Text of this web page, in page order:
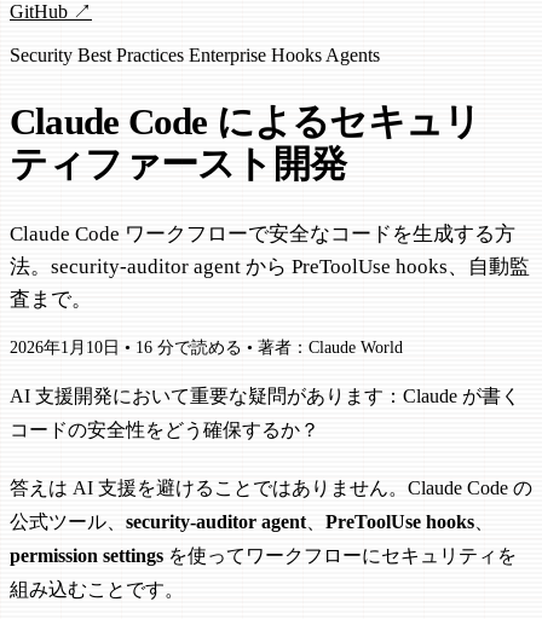
GitHub ↗
Security Best Practices Enterprise Hooks Agents
Claude Code によるセキュリ
ティファースト開発
Claude Code ワークフローで安全なコードを生成する方
法。security-auditor agent から PreToolUse hooks、自動監
査まで。
2026年1月10日 • 16 分で読める • 著者：Claude World
AI 支援開発において重要な疑問があります：Claude が書く
コードの安全性をどう確保するか？
答えは AI 支援を避けることではありません。Claude Code の
公式ツール、 security-auditor agent、 PreToolUse hooks、
permission settings を使ってワークフローにセキュリティを
組み込むことです。